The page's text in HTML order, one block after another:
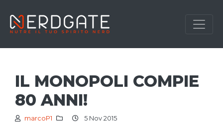
IL MONOPOLI COMPIE
80 ANNI!
marcoP1 5 Nov 2015